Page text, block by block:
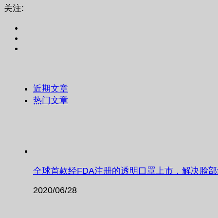
关注:
近期文章
热门文章
全球首款经FDA注册的透明口罩上市，解决脸
2020/06/28